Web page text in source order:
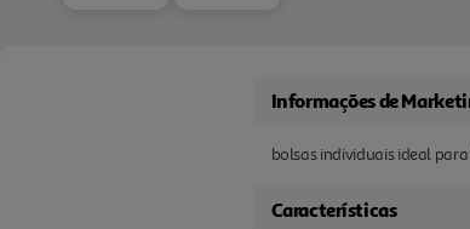
Informações de
bolsas individuais ideal
Características